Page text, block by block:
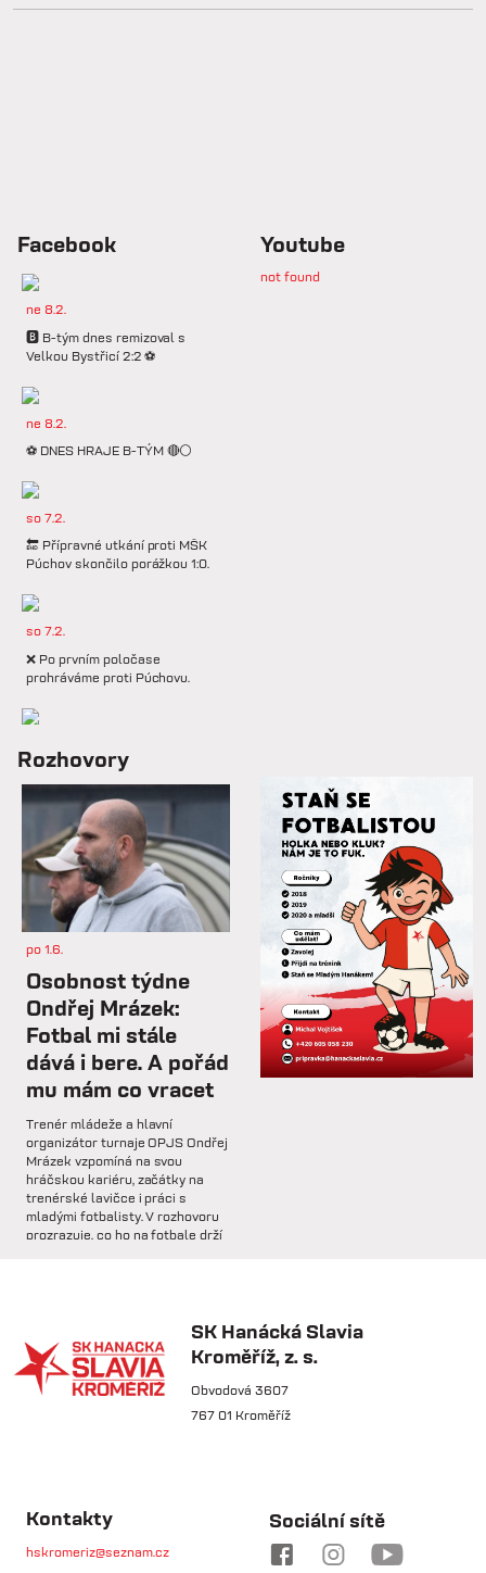
Facebook
ne 8.2.
🅱️ B-tým dnes remizoval s
Velkou Bystřicí 2:2 ⚽️
ne 8.2.
⚽️ DNES HRAJE B-TÝM 🔴⚪️
so 7.2.
🔚 Přípravné utkání proti MŠK
Púchov skončilo porážkou 1:0.
so 7.2.
❌ Po prvním poločase
prohráváme proti Púchovu.
📋 Proti Púchovu nastoupíme v
této základní sestavě.
so 7.2.
⚽️ DNES HRAJÍ HANÁCI 🔴⚪️V
dalším přípravném utkání...
st 4.2.
Hlavní trenér Lukáš Kříž v
rozhovoru hodnotí dosavadní
průběh zimní...
so 31.1.
🅱️ Prohra proti rezervě Gorniku
Zabrze.
so 31.1.
🅱️ DNES HRAJÍ HANÁCI 🔴⚪️Dnes
🏆 VÍTĚZOVÉ ZIMNÍ TIPSPORT
LIGY! 🏆SK Hanácká Slavia
Kroměříž...
přestup...
Youtube
not found
Rozhovory
po 1.6.
Osobnost týdne
Ondřej Mrázek:
Fotbal mi stále
dává i bere. A pořád
mu mám co vracet
Trenér mládeže a hlavní
organizátor turnaje OPJS Ondřej
Mrázek vzpomíná na svou
hráčskou kariéru, začátky na
trenérské lavičce i práci s
mladými fotbalisty. V rozhovoru
prozrazuje, co ho na fotbale drží
Osobnost týdne:
Útočník, který nikdy
SK Hanácká Slavia
Kroměříž, z. s.
Obvodová 3607
767 01 Kroměříž
Kontakty
hskromeriz@seznam.cz
Sociální sítě